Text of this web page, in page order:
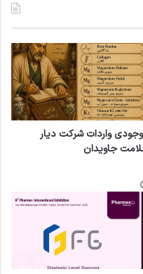
واردات شرکت دیار
جاویدان